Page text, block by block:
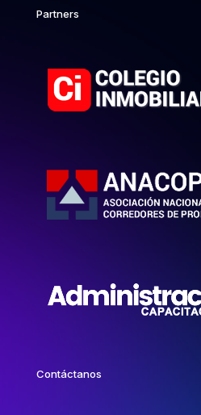
Partners
Contáctanos